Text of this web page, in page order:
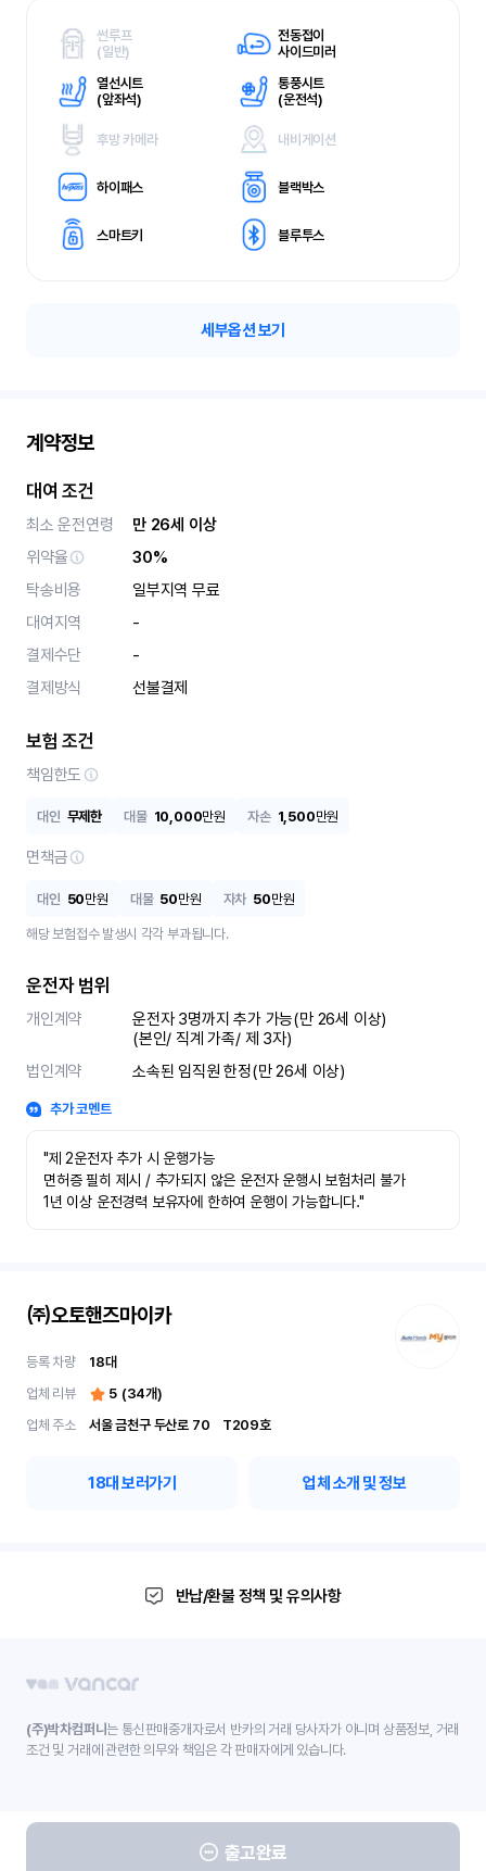
썬루프
(일반)
전동접이
사이드미러
열선시트
(앞좌석)
통풍시트
(운전석)
후방 카메라 내비게이션
하이패스 블랙박스
스마트키 블루투스
세부옵션 보기
계약정보
대여 조건
최소 운전연령
만 26세 이상
위약율
30%
탁송비용
일부지역 무료
대여지역
-
결제수단
-
결제방식
선불결제
보험 조건
책임한도
대인 무제한 대물 10,000만원 자손 1,500만원
면책금
대인 50만원 대물 50만원 자차 50만원
해당 보험접수 발생시 각각 부과됩니다.
운전자 범위
개인계약
운전자 3명까지 추가 가능(만 26세 이상)
(본인/ 직계 가족/ 제 3자)
법인계약
소속된 임직원 한정(만 26세 이상)
추가 코멘트
"제 2운전자 추가 시 운행가능
면허증 필히 제시 / 추가되지 않은 운전자 운행시 보험처리 불가
1년 이상 운전경력 보유자에 한하여 운행이 가능합니다."
㈜오토핸즈마이카
등록 차량 18대
업체 리뷰
5 (34개)
업체 주소
서울 금천구 두산로 70	 T209호
18대 보러가기 업체 소개 및 정보
반납/환불 정책 및 유의사항
출고완료
(주)박차컴퍼니는 통신판매중개자로서 반카의 거래 당사자가 아니며 상품정보, 거래
조건 및 거래에 관련한 의무와 책임은 각 판매자에게 있습니다.